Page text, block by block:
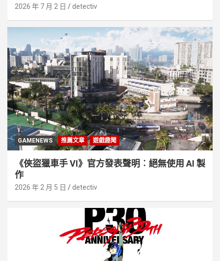
2026 年 7 月 2 日 detectiv
GAMENEWS 推薦文章 遊戲趣聞
《俠盜獵車手 VI》官方發表聲明︰絕無使用 AI 製
作
2026 年 2 月 5 日 detectiv